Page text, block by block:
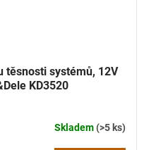
těsnosti systémů, 12V
KD3520
Skladem(>5 ks)